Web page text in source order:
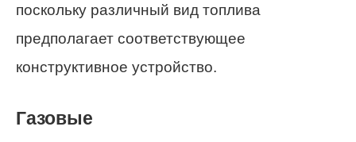
поскольку различный вид топлива
предполагает соответствующее
конструктивное устройство.
Газовые